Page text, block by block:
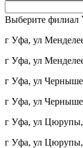
Выберите филиал
г Уфа, ул
г Уфа, ул
г Уфа, ул
г Уфа, ул
г Уфа, ул
г Уфа, ул